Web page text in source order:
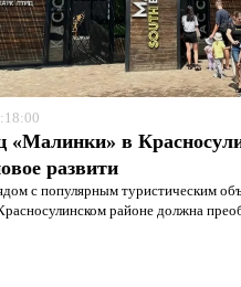
«Малинки» в
развити
с популярным туристическим
районе должна